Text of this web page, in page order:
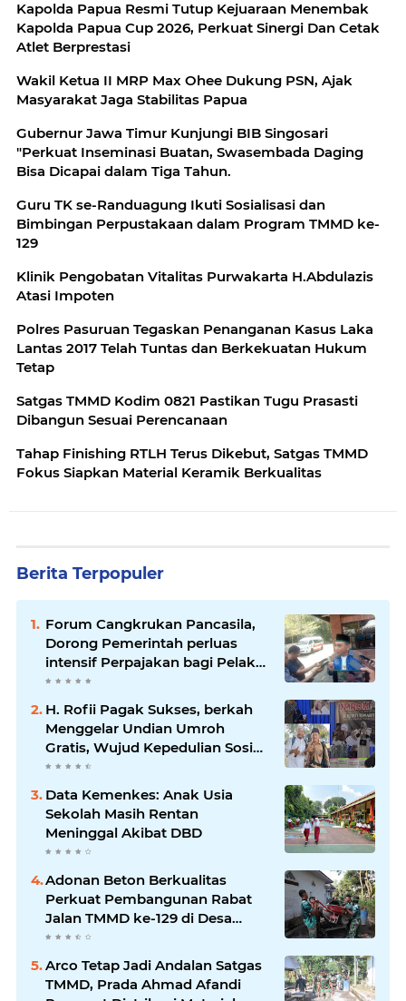
Kapolda Papua Resmi Tutup Kejuaraan Menembak
Kapolda Papua Cup 2026, Perkuat Sinergi Dan Cetak
Atlet Berprestasi
Wakil Ketua II MRP Max Ohee Dukung PSN, Ajak
Masyarakat Jaga Stabilitas Papua
Gubernur Jawa Timur Kunjungi BIB Singosari
"Perkuat Inseminasi Buatan, Swasembada Daging
Bisa Dicapai dalam Tiga Tahun.
Guru TK se-Randuagung Ikuti Sosialisasi dan
Bimbingan Perpustakaan dalam Program TMMD ke-
129
Klinik Pengobatan Vitalitas Purwakarta H.Abdulazis
Atasi Impoten
Polres Pasuruan Tegaskan Penanganan Kasus Laka
Lantas 2017 Telah Tuntas dan Berkekuatan Hukum
Tetap
Satgas TMMD Kodim 0821 Pastikan Tugu Prasasti
Dibangun Sesuai Perencanaan
Tahap Finishing RTLH Terus Dikebut, Satgas TMMD
Fokus Siapkan Material Keramik Berkualitas
Berita Terpopuler
Forum Cangkrukan Pancasila,
Dorong Pemerintah perluas
intensif Perpajakan bagi Pelaku
Usaha UMKM.
H. Rofii Pagak Sukses, berkah
Menggelar Undian Umroh
Gratis, Wujud Kepedulian Sosial
berbagi.
Data Kemenkes: Anak Usia
Sekolah Masih Rentan
Meninggal Akibat DBD
Adonan Beton Berkualitas
Perkuat Pembangunan Rabat
Jalan TMMD ke-129 di Desa
Ledoktempuro
Arco Tetap Jadi Andalan Satgas
TMMD, Prada Ahmad Afandi